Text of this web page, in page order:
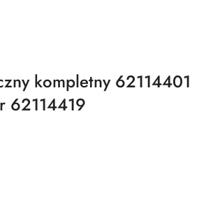
kompletny 62114401
62114419